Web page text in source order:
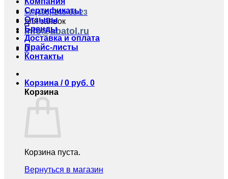
+7 (495) 240-86-23
для заявок
info@abatol.ru
0
Сертификаты
Отзывы
Бренды
Доставка и оплата
Прайс-листы
Контакты
Корзина /0 руб. 0
Корзина
Корзина пуста.
Вернуться в магазин